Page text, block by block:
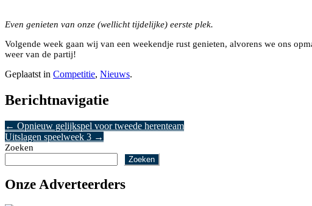
Even genieten van onze (wellicht tijdelijke) eerste plek.
Volgende week gaan wij van een weekendje rust genieten, alvorens we ons
weer van de partij!
Geplaatst in Competitie, Nieuws.
Berichtnavigatie
← Opnieuw gelijkspel voor tweede herenteam
Uitslagen speelweek 3 →
Zoeken
Zoeken
Onze Adverteerders